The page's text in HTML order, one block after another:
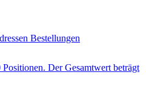
Bestellungen
Der Gesamtwert beträgt